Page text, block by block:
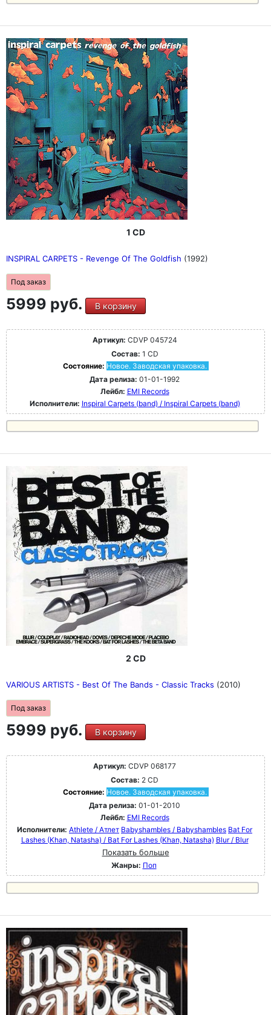
1 CD
INSPIRAL CARPETS - Revenge Of The Goldfish (1992)
Под заказ
5999 руб. В корзину
Артикул: CDVP 045724
Состав: 1 CD
Состояние: Новое. Заводская упаковка.
Дата релиза: 01-01-1992
Лейбл: EMI Records
Исполнители: Inspiral Carpets (band) / Inspiral Carpets (band)
2 CD
VARIOUS ARTISTS - Best Of The Bands - Classic Tracks (2010)
Под заказ
5999 руб. В корзину
Артикул: CDVP 068177
Состав: 2 CD
Состояние: Новое. Заводская упаковка.
Дата релиза: 01-01-2010
Лейбл: EMI Records
Исполнители: Athlete / Атлет Babyshambles / Babyshambles Bat For
Lashes (Khan, Natasha) / Bat For Lashes (Khan, Natasha) Blur / Blur
Показать больше
Жанры: Поп